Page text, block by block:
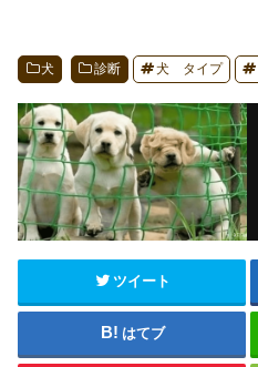
犬 診断 犬 タイプ
ツイート
はてブ